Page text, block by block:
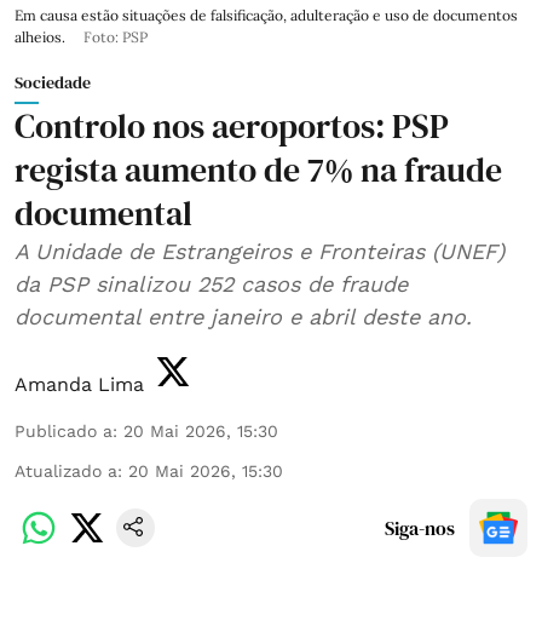
Em causa estão situações de falsificação, adulteração e uso de documentos
alheios.
Foto: PSP
Sociedade
Controlo nos aeroportos: PSP
regista aumento de 7% na fraude
documental
A Unidade de Estrangeiros e Fronteiras (UNEF)
da PSP sinalizou 252 casos de fraude
documental entre janeiro e abril deste ano.
Amanda Lima
Publicado a: 20 Mai 2026, 15:30
Atualizado a: 20 Mai 2026, 15:30
Siga-nos